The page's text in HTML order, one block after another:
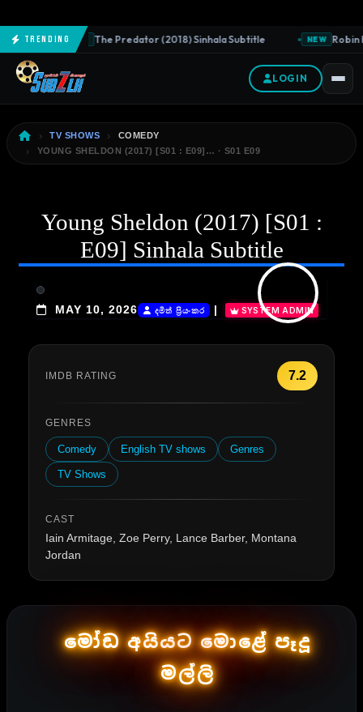
TrendingNEW The Predator (2018) Sinhala Subtitle NEW Robin
LOGIN
TV SHOWS
COMEDY
YOUNG SHELDON (2017) [S01 : E09]… · S01 E09
Young Sheldon (2017) [S01 :
E09] Sinhala Subtitle
MAY 10, 2026 දමිත් ප්‍රියංකර SYSTEM ADMIN
IMDB RATING 7.2
GENRES
Comedy English TV shows Genres
TV Shows
CAST
Iain Armitage, Zoe Perry, Lance Barber, Montana
Jordan
මෝඩ අයියට මොළේ පෑදූ
මල්ලි